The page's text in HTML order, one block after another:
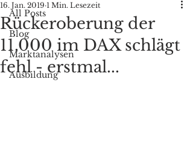
All Posts
Blog
Marktanalysen
Ausbildung
Rückeroberung der
11.000 im DAX schlägt
fehl - erstmal...
16. Jan. 2019 1 Min. Lesezeit